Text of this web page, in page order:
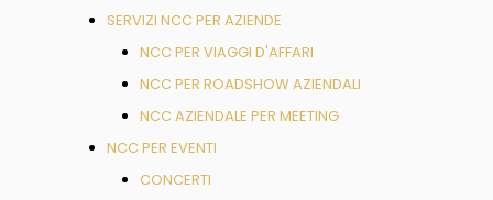
SERVIZI NCC PER AZIENDE
NCC PER VIAGGI D'AFFARI
NCC PER ROADSHOW AZIENDALI
NCC AZIENDALE PER MEETING
NCC PER EVENTI
CONCERTI